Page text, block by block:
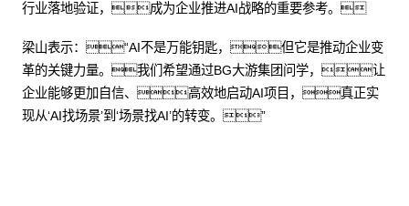
行业落地验证，成为企业推进AI战略的重要参考。
梁山表示：“AI不是万能钥匙，但它是推动企业变
革的关键力量。我们希望通过BG大游集团问学，让
企业能够更加自信、高效地启动AI项目，真正实
现从‘AI找场景’到‘场景找AI’的转变。”